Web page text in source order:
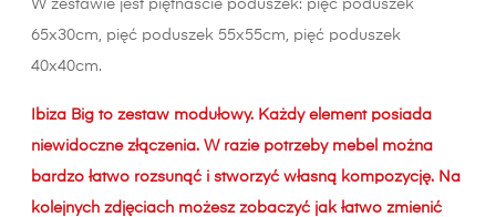
W zestawie jest piętnaście poduszek: pięć poduszek
65x30cm, pięć poduszek 55x55cm, pięć poduszek
40x40cm.
Ibiza Big to zestaw modułowy. Każdy element posiada
niewidoczne złączenia. W razie potrzeby mebel można
bardzo łatwo rozsunąć i stworzyć własną kompozycję. Na
kolejnych zdjęciach możesz zobaczyć jak łatwo zmienić